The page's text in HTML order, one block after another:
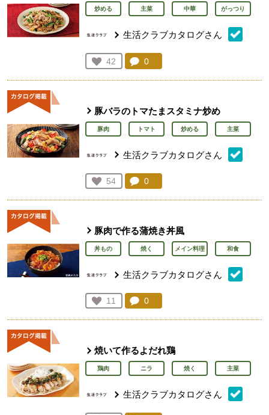
炒める 主菜 中華 がっつり
生活クラブカタログさん
お気に入り登録：
42
人が登録
コメント：
0
豚バラのトマたまスタミナ炒め
豚肉 トマト 炒める 主菜
生活クラブカタログさん
お気に入り登録：
54
人が登録
コメント：
0
豚肉で作る蒲焼き丼風
丼もの 焼く メイン料理 和食
生活クラブカタログさん
お気に入り登録：
11
人が登録
コメント：
0
焼いて作るよだれ鶏
鶏肉 ニラ 焼く 主菜
生活クラブカタログさん